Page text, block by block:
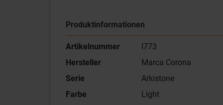
Produktinformationen
Artikelnummer
I773
Hersteller
Marca Corona
Serie
Arkistone
Farbe
Light